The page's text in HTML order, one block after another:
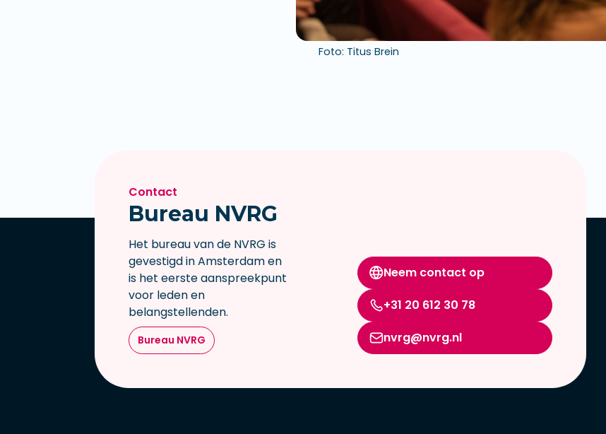
Foto: Titus Brein
Contact
Bureau NVRG
Het bureau van de NVRG is
gevestigd in Amsterdam en
is het eerste aanspreekpunt
voor leden en
belangstellenden.
Bureau NVRG
Neem contact op
+31 20 612 30 78
nvrg@nvrg.nl